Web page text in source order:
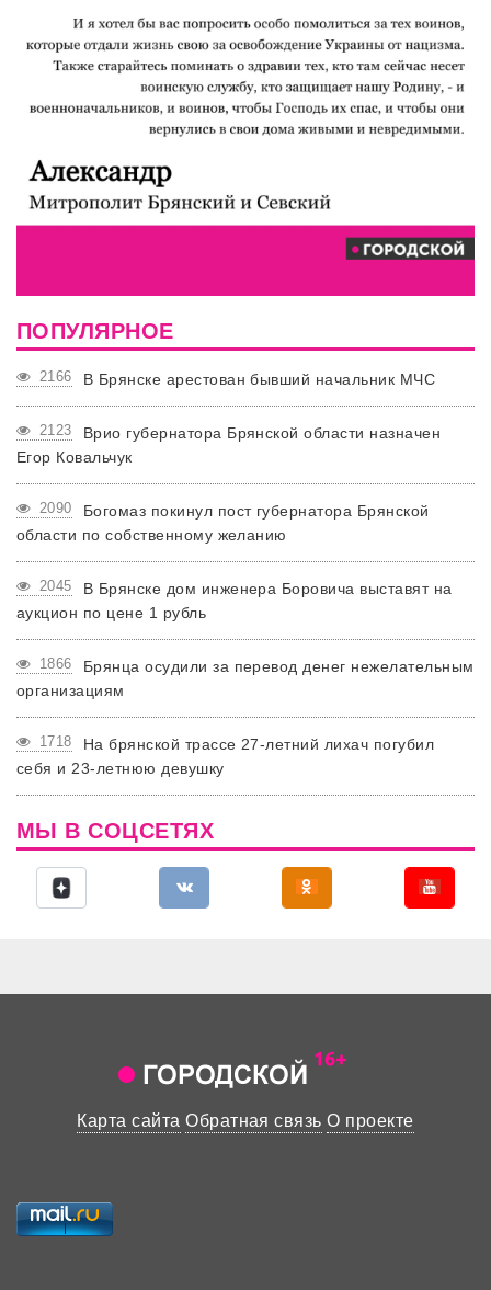
ПОПУЛЯРНОЕ
2166 В Брянске арестован бывший начальник МЧС
2123
Врио губернатора Брянской области назначен
Егор Ковальчук
2090
Богомаз покинул пост губернатора Брянской
области по собственному желанию
2045
В Брянске дом инженера Боровича выставят на
аукцион по цене 1 рубль
1866
Брянца осудили за перевод денег нежелательным
организациям
1718
На брянской трассе 27-летний лихач погубил
себя и 23-летнюю девушку
МЫ В СОЦСЕТЯХ
Карта сайта Обратная связь О проекте